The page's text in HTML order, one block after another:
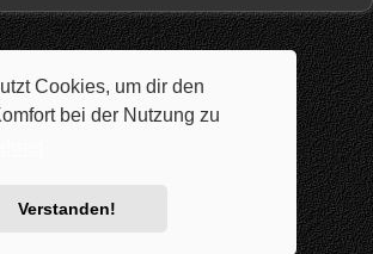
Cookies, um dir den
bei der Nutzung zu
Verstanden!